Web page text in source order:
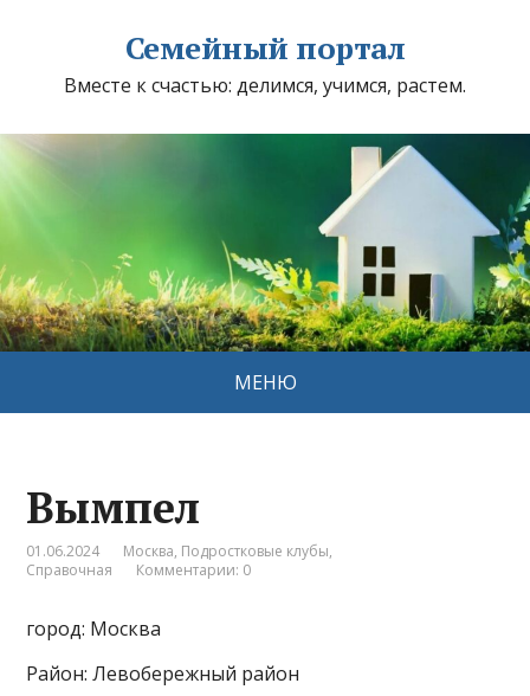
Семейный портал
Вместе к счастью: делимся, учимся, растем.
МЕНЮ
Вымпел
01.06.2024 Москва, Подростковые клубы,
Справочная
Комментарии: 0
город: Москва
Район: Левобережный район